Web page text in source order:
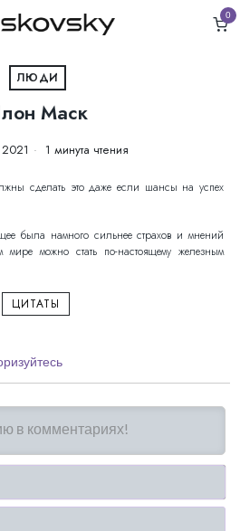
0
ЛЮДИ
Маск
1 минута чтения
сделать это даже если шансы на успех
была намного сильнее страхов и мнений
можно стать по-настоящему железным
ЦИТАТЫ